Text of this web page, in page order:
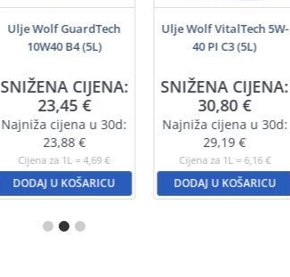
Ulje Wolf GuardTech
10W40 B4 (5L)
SNIŽENA CIJENA:
23,45€
Najniža cijena u 30d:
23,88€
Cijena za 1L = 4,69 €
DODAJ U KOŠARICU
Ulje Wolf VitalTech 5W-
40 PI C3 (5L)
SNIŽENA CIJENA:
30,80€
Najniža cijena u 30d:
29,19€
Cijena za 1L = 6,16 €
DODAJ U KOŠARICU